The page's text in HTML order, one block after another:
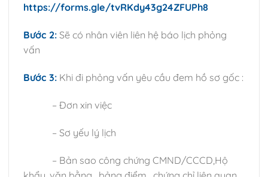
https://forms.gle/tvRKdy43g24ZFUPh8
Bước 2: Sẽ có nhân viên liên hệ báo lịch phỏng
vấn
Bước 3: Khi đi phỏng vấn yêu cầu đem hồ sơ gốc :
– Đơn xin việc
– Sơ yếu lý lịch
– Bản sao công chứng CMND/CCCD,Hộ